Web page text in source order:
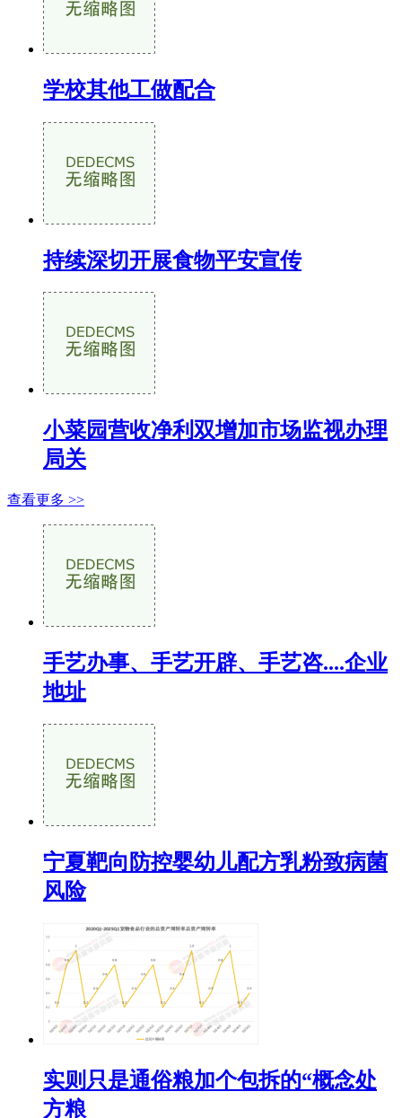
学校其他工做配合
持续深切开展食物平安宣传
小菜园营收净利双增加市场监视办理
局关
查看更多 >>
手艺办事、手艺开辟、手艺咨....企业
地址
宁夏靶向防控婴幼儿配方乳粉致病菌
风险
实则只是通俗粮加个包拆的“概念处
方粮